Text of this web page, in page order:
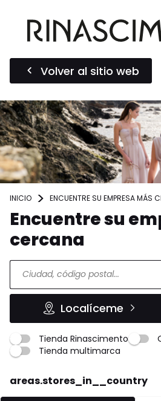
Volver al sitio web
INICIO ENCUENTRE SU EMPRESA MÁS
Encuentre su
cercana
Localíceme
Tienda Rinascimento
Tienda multimarca
areas.stores_in__country